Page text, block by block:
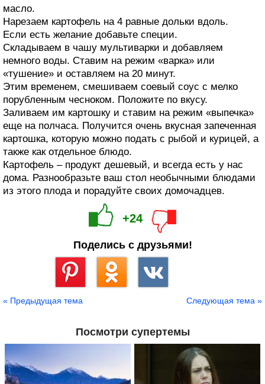
масло.
Нарезаем картофель на 4 равные дольки вдоль.
Если есть желание добавьте специи.
Складываем в чашу мультиварки и добавляем
немного воды. Ставим на режим «варка» или
«тушение» и оставляем на 20 минут.
Этим временем, смешиваем соевый соус с мелко
порубленным чесноком. Положите по вкусу.
Заливаем им картошку и ставим на режим «выпечка»
еще на полчаса. Получится очень вкусная запеченная
картошка, которую можно подать с рыбой и курицей, а
также как отдельное блюдо.
Картофель – продукт дешевый, и всегда есть у нас
дома. Разнообразьте ваш стол необычными блюдами
из этого плода и порадуйте своих домочадцев.
+24
Поделись с друзьями!
« Предыдущая тема Следующая тема »
Посмотри супертемы